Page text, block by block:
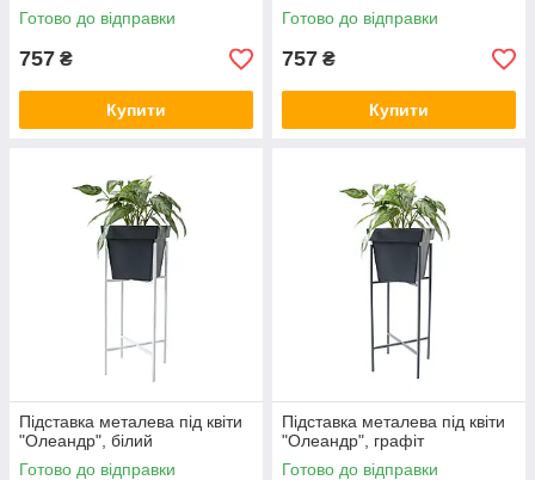
Готово до відправки
757 ₴
Купити
Готово до відправки
757 ₴
Купити
Підставка металева під квіти
"Олеандр", білий
Готово до відправки
Підставка металева під квіти
"Олеандр", графіт
Готово до відправки